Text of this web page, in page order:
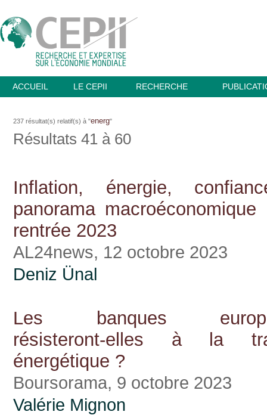
ACCUEIL LE CEPII RECHERCHE
237 résultat(s) relatif(s) à "energ"
Résultats 41 à 60
Inflation, énergie,
panorama
rentrée 2023
AL24news, 12 octobre 2023
Deniz Ünal
Les banques
résisteront-elles à la
énergétique ?
Boursorama, 9 octobre 2023
Valérie Mignon